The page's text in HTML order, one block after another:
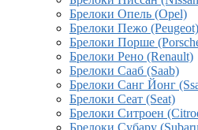
Брелоки Опель (Opel)
Брелоки Пежо (Peugeot)
Брелоки Порше
Брелоки Рено (Renault)
Брелоки Сааб (Saab)
Брелоки Санг Йонг
Брелоки Сеат (Seat)
Брелоки Ситроен
Брелоки Субару